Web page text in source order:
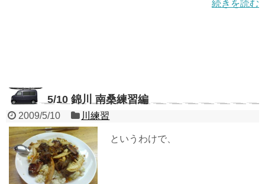
続きを読む
5/10 錦川 南桑練習編
2009/5/10 川練習
というわけで、